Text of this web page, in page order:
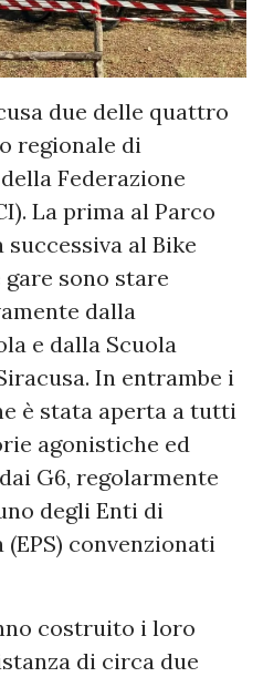
due delle quattro
regionale di
Federazione
La prima al Parco
al Bike
gare sono stare
dalla
e dalla Scuola
In entrambe i
è stata aperta a tutti
agonistiche ed
G6, regolarmente
degli Enti di
convenzionati
costruito i loro
di circa due